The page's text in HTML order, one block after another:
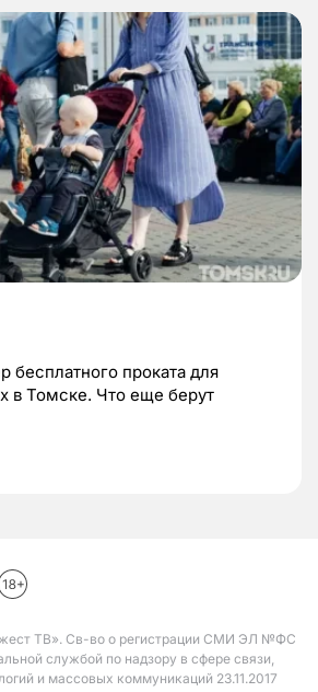
бесплатного проката для
в Томске. Что еще берут
ТВ». Св-во о регистрации СМИ ЭЛ №ФС
службой по надзору в сфере связи,
и массовых коммуникаций 23.11.2017